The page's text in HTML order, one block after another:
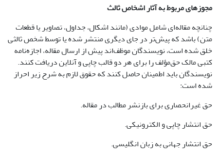
مجوزهای مربوط به آثار اشخاص ثالث
چنانچه مقاله‌ای شامل موادی (مانند اشکال، جداول، تصاویر یا قطعات
متن) باشد که پیش‌تر در جای دیگری منتشر شده یا توسط شخص ثالثی
خلق شده است، نویسندگان موظف‌اند پیش از ارسال مقاله، اجازه‌نامه
کتبی مالک حق‌مؤلف را برای هر دو قالب چاپی و آنلاین دریافت کنند.
نویسندگان باید اطمینان حاصل کنند که حقوق لازم به شرح زیر احراز
شده است:
حق غیرانحصاری برای بازنشر مطالب در مقاله.
حق انتشار چاپی و الکترونیکی.
حق انتشار جهانی به زبان انگلیسی.